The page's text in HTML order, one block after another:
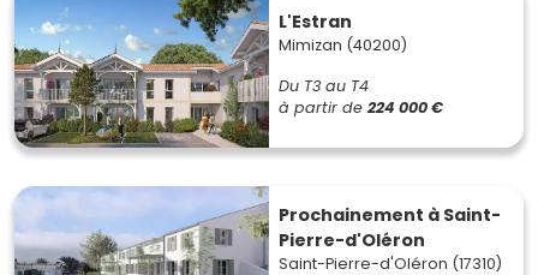
L'Estran
Mimizan (40200)
Du T3 au T4
à partir de 224 000 €
Prochainement à Saint-
Pierre-d'Oléron
Saint-Pierre-d'Oléron (17310)